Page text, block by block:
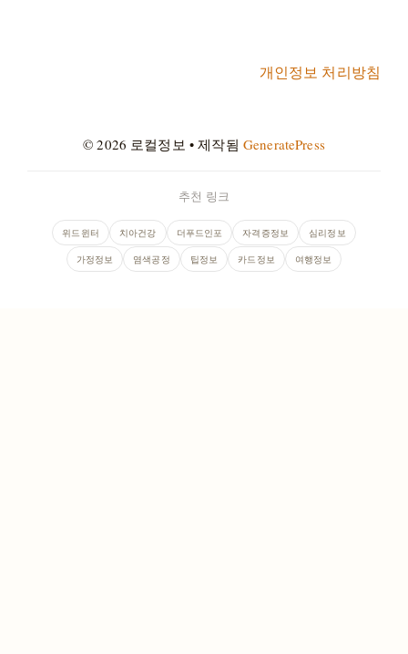
개인정보 처리방침
© 2026 로컬정보 • 제작됨 GeneratePress
추천 링크
위드윈터 치아건강 더푸드인포 자격증정보 심리정보
가정정보 염색공정 팁정보 카드정보 여행정보